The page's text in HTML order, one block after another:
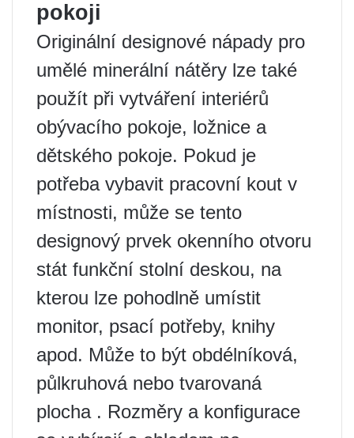
pokoji
Originální designové nápady pro
umělé minerální nátěry lze také
použít při vytváření interiérů
obývacího pokoje, ložnice a
dětského pokoje. Pokud je
potřeba vybavit pracovní kout v
místnosti, může se tento
designový prvek okenního otvoru
stát funkční stolní deskou, na
kterou lze pohodlně umístit
monitor, psací potřeby, knihy
apod. Může to být obdélníková,
půlkruhová nebo tvarovaná
plocha . Rozměry a konfigurace